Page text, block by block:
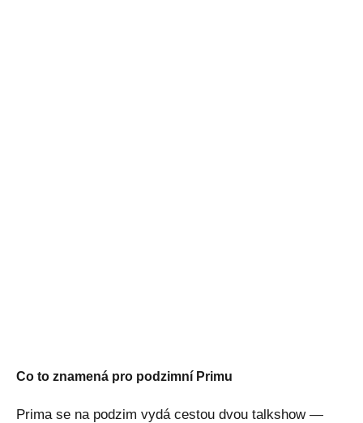
Co to znamená pro podzimní Primu
Prima se na podzim vydá cestou dvou talkshow —